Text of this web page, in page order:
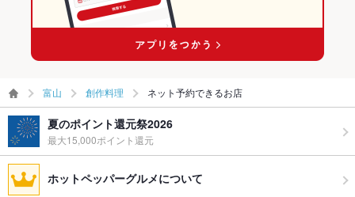
富山 創作料理 ネット予約できるお店
夏のポイント還元祭2026
最大15,000ポイント還元
ホットペッパーグルメについて